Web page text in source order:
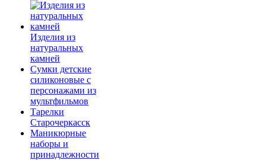
Изделия из
натуральных
камней
Сумки детские
силиконовые с
персонажами из
мультфильмов
Тарелки
Старочеркасск
Маникюрные
наборы и
принадлежности